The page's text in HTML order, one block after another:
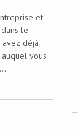
et
le
avez déjà
vous